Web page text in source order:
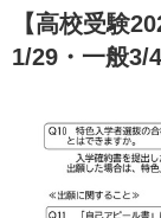
【高校受験
1/29・一般3/